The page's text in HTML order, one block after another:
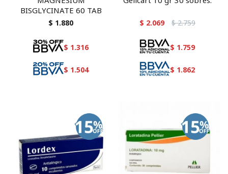
BISGLYCINATE 60 TAB
$ 1.880
$ 1.316
$ 1.504
$ 2.069 $ 2.759
$ 1.759
$ 1.862